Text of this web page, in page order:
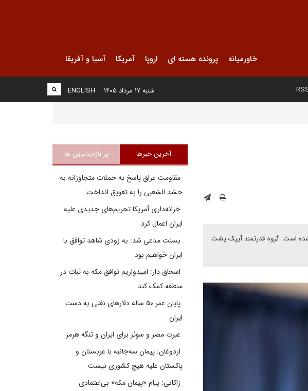
خاورمیانه پرونده هسته ای اروپا آمریکا آسیا و آفریقا
ENGLISH شنبه ۱۷ مرداد ۱۴۰۵
گرفته شده است. گروه قدرتمند آیپک پشت
آخرین خبرها پر بازدیدترین ها
مقاومت عراق پاسخ به حملات متجاوزانه به
حشد الشعبی را به تعویق انداخت
خزانه‌داری آمریکا تحریم‌های جدیدی علیه
ایران اعمال کرد
بسنت مدعی شد: به زودی شاهد توافق با
ایران خواهیم بود
اسحاق دار: امیدواریم توافق مکه به ثبات در
منطقه کمک کند
پایان عمر ۵۰ ساله دلارهای نفتی به دست
ایران
عبرت مصر و سوئز برای ایران و تنگه هرمز
اردوغان: پیمان سه‌جانبه با عربستان و
پاکستان علیه هیچ کشوری نیست
زاکانی: پیام «پیمان مکه» بی‌اعتمادی